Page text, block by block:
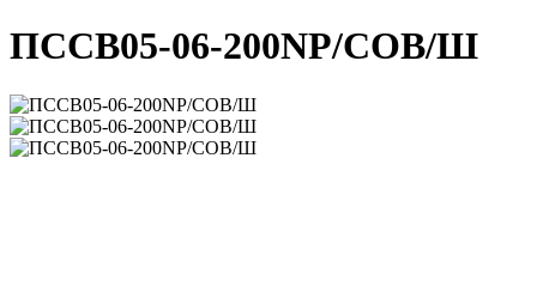
ПССВ05-06-200NP/COB/Ш